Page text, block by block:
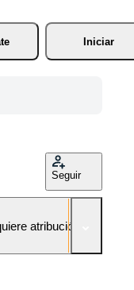
Iniciar
Seguir
atribución!